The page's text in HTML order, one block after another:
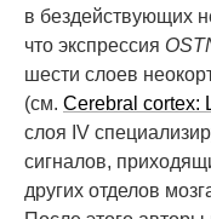
в бездействующих
что экспрессия
шести слоев
(см. Cerebral cortex:
слоя IV
сигналов,
других отделов